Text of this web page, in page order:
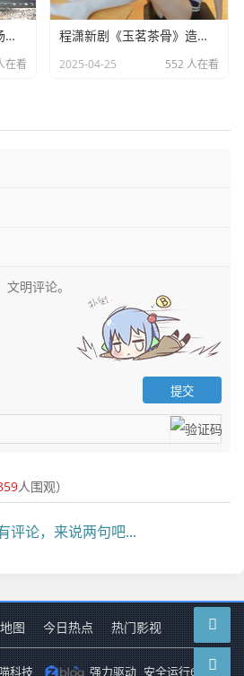
《淮水竹亭》定档：一场东方美学与宿命之恋的双重盛宴​
在看
程潇新剧《玉茗茶骨》造型引热议：灵动少女却略显老态
2025-04-25 552 人在看
人围观）
评论，来说两句吧...
图 今日热点 热门影视
科技 强力驱动 安全运行6573天